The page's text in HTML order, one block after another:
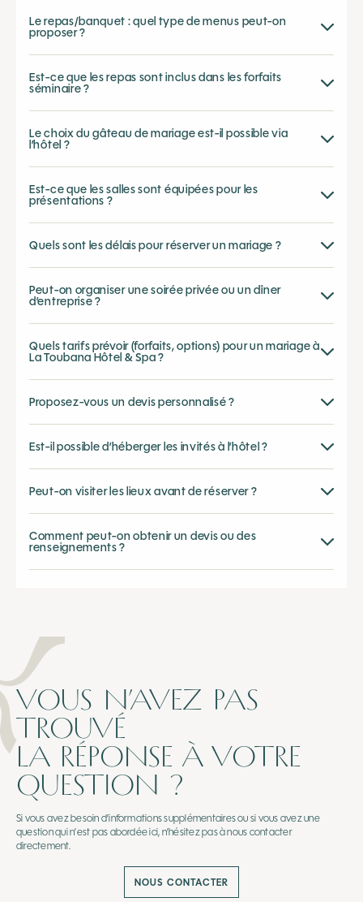
Le repas/banquet : quel type de menus peut-on
proposer ?
Est-ce que les repas sont inclus dans les forfaits
séminaire ?
Le choix du gâteau de mariage est-il possible via
l’hôtel ?
Est-ce que les salles sont équipées pour les
présentations ?
Quels sont les délais pour réserver un mariage ?
Peut-on organiser une soirée privée ou un dîner
d’entreprise ?
Quels tarifs prévoir (forfaits, options) pour un mariage à
La Toubana Hôtel & Spa ?
Proposez-vous un devis personnalisé ?
Est-il possible d’héberger les invités à l’hôtel ?
Peut-on visiter les lieux avant de réserver ?
Comment peut-on obtenir un devis ou des
renseignements ?
VOUS N’AVEZ PAS
TROUVÉ
LA RÉPONSE À VOTRE
QUESTION ?
Si vous avez besoin d’informations supplémentaires ou si vous avez une
question qui n’est pas abordée ici, n’hésitez pas à nous contacter
directement.
NOUS CONTACTER